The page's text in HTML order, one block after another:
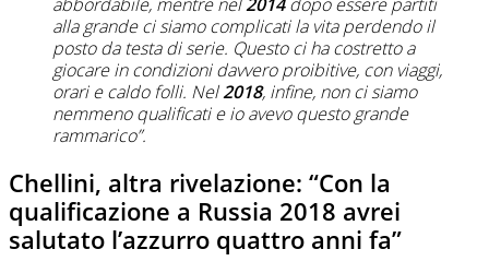
abbordabile, mentre nel2014dopo essere partiti
alla grande ci siamo complicati la vita perdendo il
posto da testa di serie. Questo ci ha costretto a
giocare in condizioni davvero proibitive, con viaggi,
orari e caldo folli. Nel2018, infine, non ci siamo
nemmeno qualificati e io avevo questo grande
rammarico”.
Chellini, altra rivelazione: “Con la
qualificazione a Russia 2018 avrei
salutato l’azzurro quattro anni fa”